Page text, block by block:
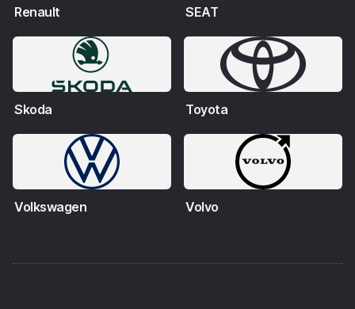
Renault SEAT
Skoda Toyota
Volkswagen Volvo